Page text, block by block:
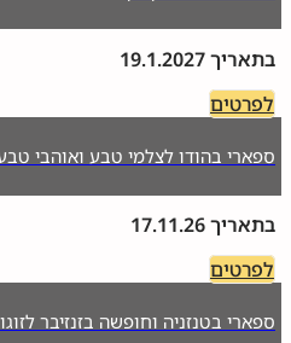
בתאריך 19.1.2027
לפרטים
ספארי בהודו לצלמי טבע ואוהבי
בתאריך 17.11.26
לפרטים
ספארי בטנזניה וחופשה בזנזיבר